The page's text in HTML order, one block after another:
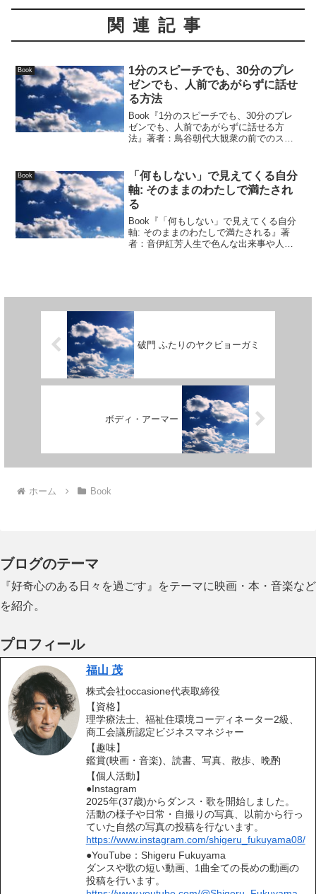
関連記事
Book
1分のスピーチでも、30分のプレ
ゼンでも、人前であがらずに話せ
る方法
Book『1分のスピーチでも、30分のプレ
ゼンでも、人前であがらずに話せる方
法』著者：鳥谷朝代大観衆の前でのスピ
Book
「何もしない」で見えてくる自分
軸: そのままのわたしで満たされ
る
Book『「何もしない」で見えてくる自分
軸: そのままのわたしで満たされる』著
者：音伊紅芳人生で色んな出来事や人と
破門 ふたりのヤクビョーガミ
ボディ・アーマー
ホーム Book
ブログのテーマ
『好奇心のある日々を過ごす』をテーマに映画・本・音楽など
を紹介。
プロフィール
福山 茂
株式会社occasione代表取締役
【資格】
理学療法士、福祉住環境コーディネーター2級、
商工会議所認定ビジネスマネジャー
【趣味】
鑑賞(映画・音楽)、読書、写真、散歩、晩酌
【個人活動】
●Instagram
2025年(37歳)からダンス・歌を開始しました。
活動の様子や日常・自撮りの写真、以前から行っ
ていた自然の写真の投稿を行ないます。
https://www.instagram.com/shigeru_fukuyama08/
●YouTube：Shigeru Fukuyama
ダンスや歌の短い動画、1曲全ての長めの動画の
投稿を行います。